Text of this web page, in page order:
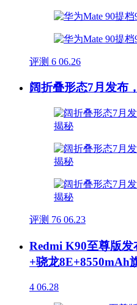
评测 6 06.26
阔折叠形态7月发布
评测 76 06.23
Redmi K90至尊版
+骁龙8E+8550mAh
4 06.28